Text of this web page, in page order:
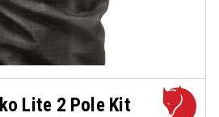
Lite 2 Pole Kit